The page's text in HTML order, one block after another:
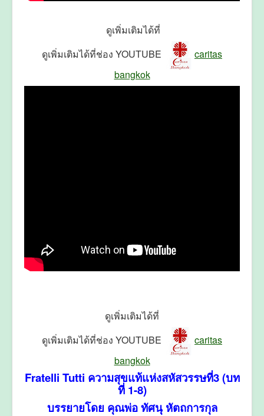
ดูเพิ่มเติมได้ที่
ดูเพิ่มเติมได้ที่ช่อง YOUTUBE
caritas
bangkok
ดูเพิ่มเติมได้ที่
ดูเพิ่มเติมได้ที่ช่อง YOUTUBE
caritas
bangkok
Fratelli Tutti ความสุขแท้แห่งสหัสวรรษที่3 (บท
ที่ 1-8)
บรรยายโดย คุณพ่อ ทัศนุ หัตถการกุล